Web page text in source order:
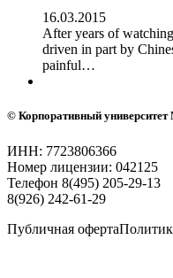
16.03.2015
After years of
driven in part by
painful…
© Корпоративный университет
ИНН: 7723806366
Номер лицензии: 042125
Телефон 8(495) 205-29-13
8(926) 242-61-29
Публичная оферта